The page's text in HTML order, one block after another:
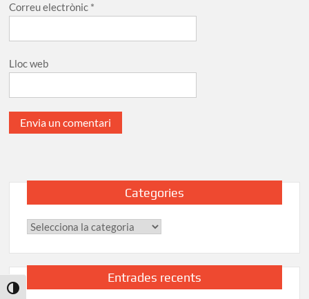
Toggle High Contrast
Correu electrònic *
Lloc web
Categories
Categories
Entrades recents